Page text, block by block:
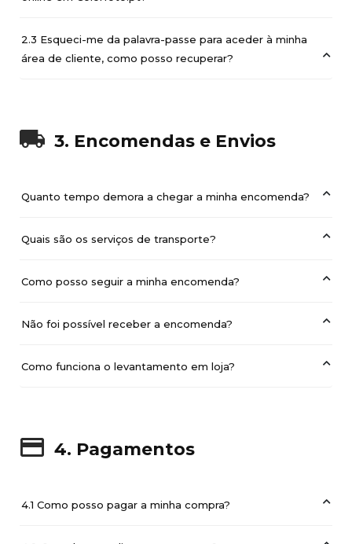
2.3 Esqueci-me da palavra-passe para aceder à minha
área de cliente, como posso recuperar?
3. Encomendas e Envios
Quanto tempo demora a chegar a minha encomenda?
Quais são os serviços de transporte?
Como posso seguir a minha encomenda?
Não foi possível receber a encomenda?
Como funciona o levantamento em loja?
4. Pagamentos
4.1 Como posso pagar a minha compra?